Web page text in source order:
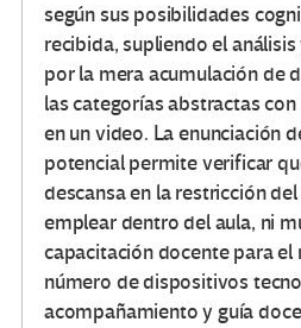
según sus posibilidades
recibida, supliendo el
por la mera acumulación de
las categorías abstractas
en un video. La enunciación
potencial permite verificar
descansa en la restricción
emplear dentro del aula, ni
capacitación docente para
número de dispositivos
acompañamiento y guía